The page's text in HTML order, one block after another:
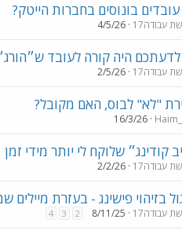
עובדים בונוסים בחברות הייטק?
עבודה17 4/5/26
היה קורה לעובד
עבודה17 2/5/26
"לא" לבוס, האם מקובל?
16/3/26
קודינג״ שלוקח לי יותר מידי זמן
עבודה17 2/2/26
בזיהוי פישינג - בעזרת מיילים
עבודה17 8/11/25
2
3
4